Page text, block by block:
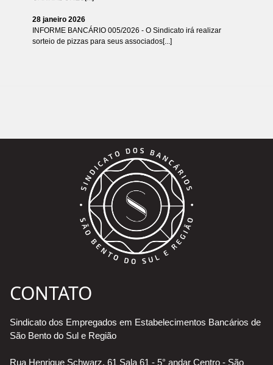
28 janeiro 2026
INFORME BANCÁRIO 005/2026 - O Sindicato irá realizar
sorteio de pizzas para seus associados[...]
CONTATO
Sindicato dos Empregados em Estabelecimentos Bancários de
São Bento do Sul e Região
Rua Henrique Schwarz, 61 Sala 61 - 5° andar Centro - São